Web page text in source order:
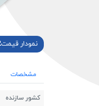
نمودار قیمت
مشخصات
کشور سازنده